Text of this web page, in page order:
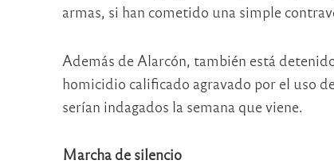
armas, si han cometido una simple
Además de Alarcón, también está
homicidio calificado agravado por el uso
serían indagados la semana que viene.
Marcha de silencio